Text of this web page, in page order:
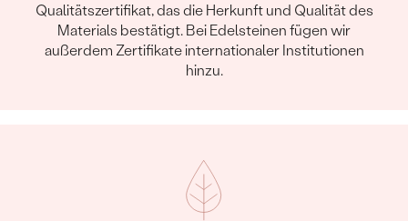
Qualitätszertifikat, das die Herkunft und Qualität des
Materials bestätigt. Bei Edelsteinen fügen wir
außerdem Zertifikate internationaler Institutionen
hinzu.